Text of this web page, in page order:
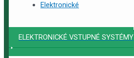
Elektronické
ELEKTRONICKÉ VSTUPNÉ SYSTÉMY